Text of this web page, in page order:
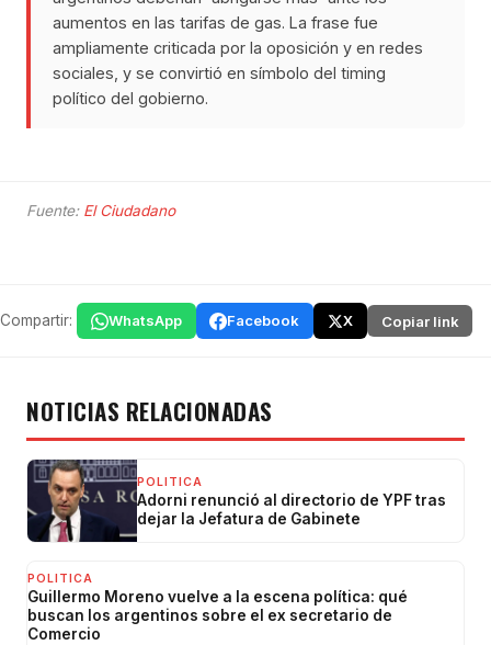
aumentos en las tarifas de gas. La frase fue
ampliamente criticada por la oposición y en redes
sociales, y se convirtió en símbolo del timing
político del gobierno.
Fuente: El Ciudadano
Compartir: WhatsApp Facebook X Copiar link
NOTICIAS RELACIONADAS
POLITICA
Adorni renunció al directorio de YPF tras
dejar la Jefatura de Gabinete
POLITICA
Guillermo Moreno vuelve a la escena política: qué
buscan los argentinos sobre el ex secretario de
Comercio